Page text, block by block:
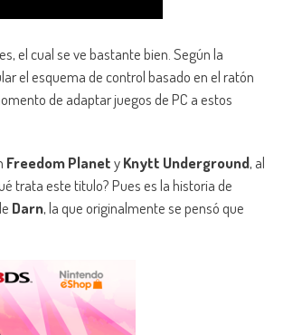
el cual se ve bastante bien. Según la
el esquema de control basado en el ratón
de adaptar juegos de PC a estos
Freedom PlanetyKnytt Underground, al
trata este titulo? Pues es la historia de
Darn, la que originalmente se pensó que